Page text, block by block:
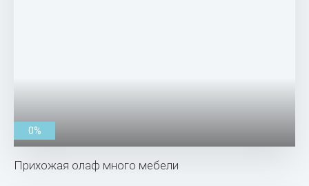
0%
Прихожая олаф много мебели